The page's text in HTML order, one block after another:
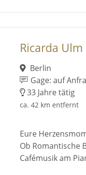
Ricarda Ulm
Berlin
Gage: auf
33 Jahre tätig
ca. 42 km entfernt
Eure
Ob Romantische
Cafémusik am